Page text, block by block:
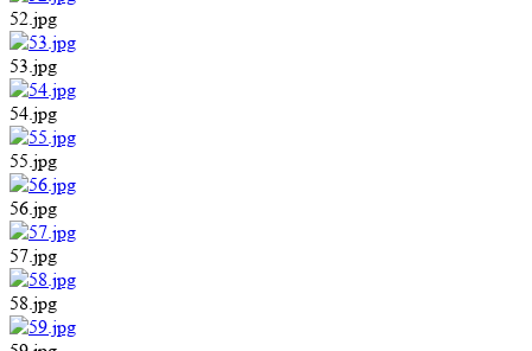
52.jpg
53.jpg
54.jpg
55.jpg
56.jpg
57.jpg
58.jpg